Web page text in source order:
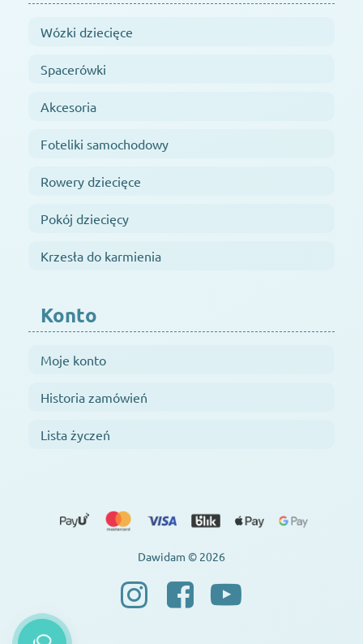
Wózki dziecięce
Spacerówki
Akcesoria
Foteliki samochodowy
Rowery dziecięce
Pokój dziecięcy
Krzesła do karmienia
Konto
Moje konto
Historia zamówień
Lista życzeń
Dawidam © 2026